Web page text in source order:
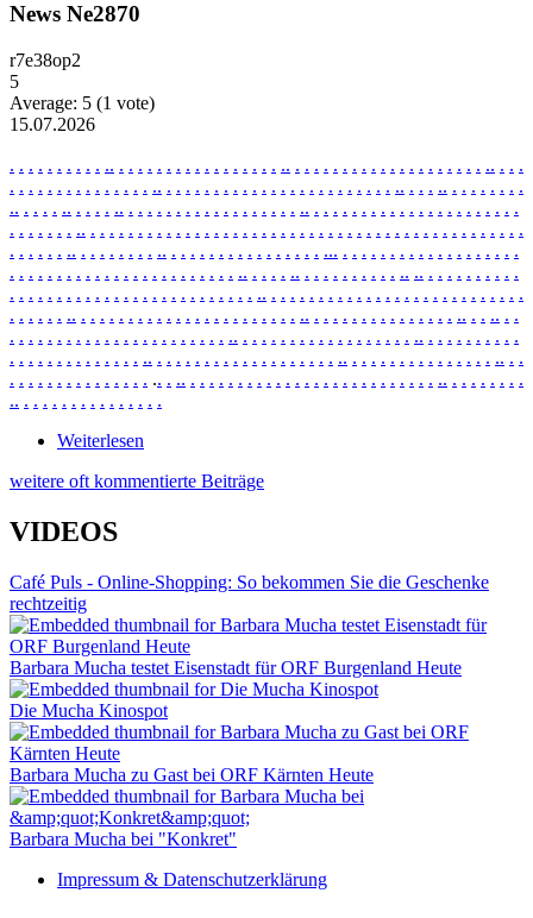
News Ne2870
r7e38op2
5
Average: 5 (1 vote)
15.07.2026
. . . . . . . . . . .. . . . . . . . . . . . . . . . . . .. . . . . . . . . . . . . . . . . . . . . .. . . .
. . . . . . . . . . . . . . . .. . . . . . . . . . . . . . . . . . . . . . . . . .. . . . .. . . . . . . . .
.. . . . . .. . . . . .. . . . . . . . . . . . . . . . . . . .. . . . . . . . . . . . . . . . . . . . . . .
. . . . . . . .. . . . . . . . . . . . . . . . . . . . . . . . . . . . . . . . . . . . . . . . . . . . . . .
. . . . . . .. . . . . . . . . .. . . . . . . . . . . . . . . . . ... . . . . . . . . . . . . . . . . . . .
. . . . . . . . . . . . . . . . . . . . . . . . .. . . . . .. . . . . . . . . . . .. .. . . . . . . . . . .
. . . . . . . . . . . . . . . . . . . . . . . . . . .. . . . . . . . . . . . . . . . . . . . . . . . . . . .
. . . . . . .. . . . . . . . . . . . . . . . . . . . . . . . .. . . . . . . . . . . . . . . . .. . . .. . .
. . . . . . . . . . . . . . . . . . . . . . . .. . . . . . . . . . . . . . . . . . . .. . . . . . . . . . .
. . . . . . . . . . . . . . .. . . . . . . . . . . . . . . . . . . . .. . . . . . . . . . . . . . . . .. . .
. . . . . . . . . . . . . . . .. . .. . . . . . . . . . . . . . . . . . . . . . . . . . . .. . . . . . . . .
.. . . . . . . . . . . . . . . .
Weiterlesen
weitere oft kommentierte Beiträge
VIDEOS
Café Puls - Online-Shopping: So bekommen Sie die Geschenke
rechtzeitig
Barbara Mucha testet Eisenstadt für ORF Burgenland Heute
Die Mucha Kinospot
Barbara Mucha zu Gast bei ORF Kärnten Heute
Barbara Mucha bei "Konkret"
Impressum & Datenschutzerklärung